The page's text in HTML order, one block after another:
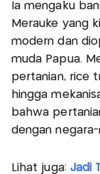
Ia mengaku
Merauke yang
modern dan
muda Papua.
pertanian, rice
hingga
bahwa
dengan
Lihat juga: Jadi